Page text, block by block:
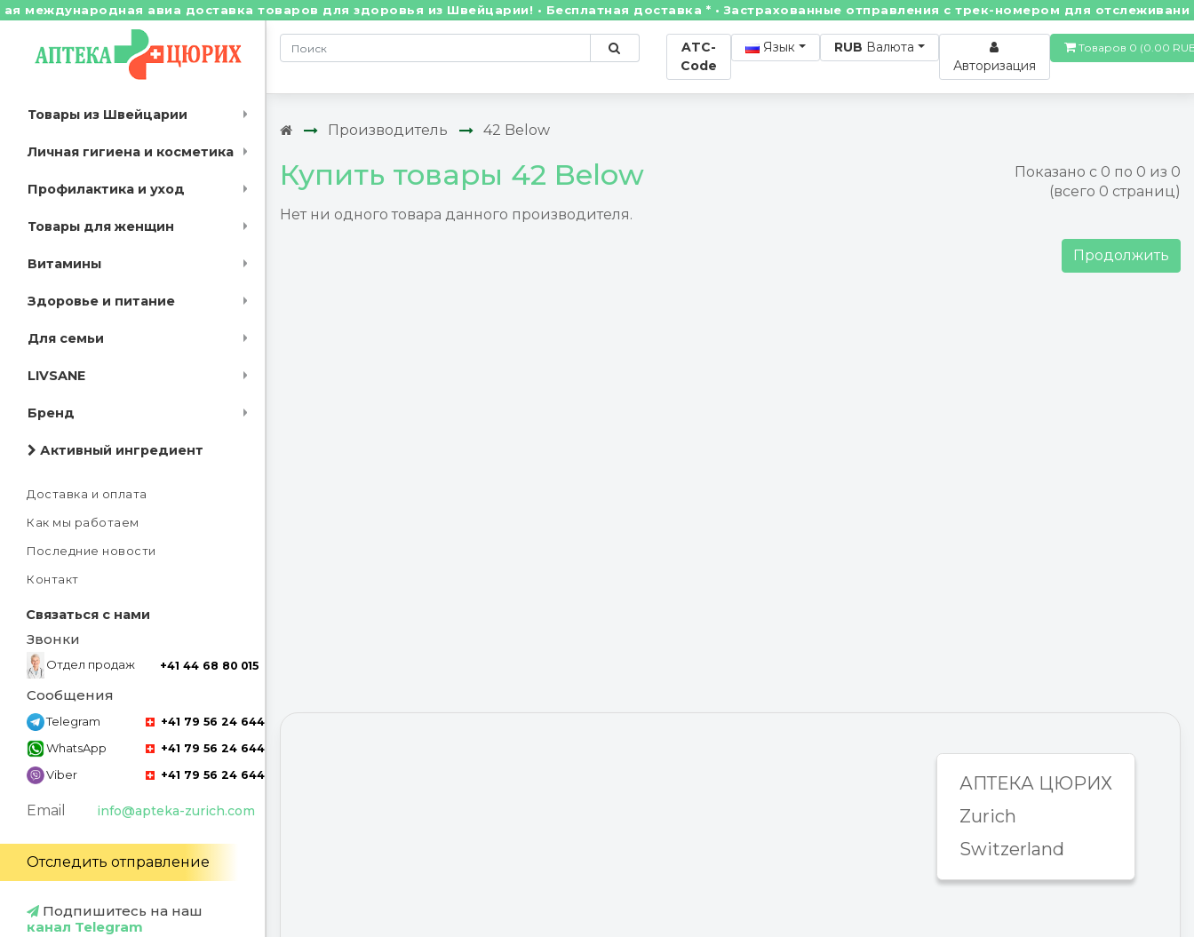
авиа доставка товаров для здоровья из Швейцарии! • Бесплатная доставка * • Застрахованные отправления с трек-номером для
Товары из Швейцарии
Личная гигиена и косметика
Профилактика и уход
Товары для женщин
Витамины
Здоровье и питание
Для семьи
LIVSANE
Бренд
Активный ингредиент
Доставка и оплата
Как мы работаем
Последние новости
Контакт
Связаться с нами
Звонки
Отдел продаж +41 44 68 80 015
Сообщения
Telegram +41 79 56 24 644
WhatsApp +41 79 56 24 644
Viber +41 79 56 24 644
Email info@apteka-zurich.com
Отследить отправление
Подпишитесь на наш
канал Telegram
ATC-
Code
Язык RUB Валюта
Авторизация
Товаров 0
Производитель 42 Below
Купить товары 42 Below
Показано с 0 по 0 из 0
(всего 0 страниц)
Нет ни одного товара данного производителя.
Продолжить
АПТЕКА ЦЮРИХ
Zurich
Switzerland